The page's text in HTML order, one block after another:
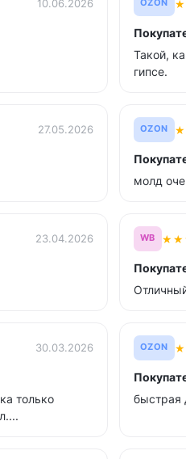
10.06.2026 OZON ★
Такой,
гипсе.
27.05.2026 OZON ★
молд
23.04.2026 WB ★★
30.03.2026
только
OZON ★
быстрая